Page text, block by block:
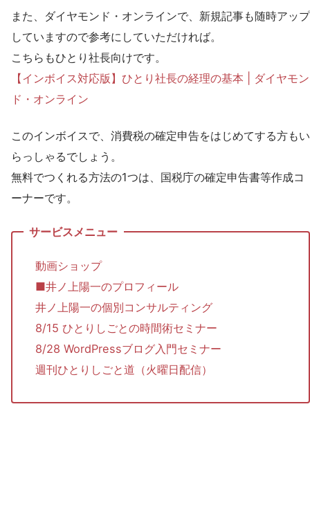
また、ダイヤモンド・オンラインで、新規記事も随時アップ
していますので参考にしていただければ。
こちらもひとり社長向けです。
【インボイス対応版】ひとり社長の経理の基本 | ダイヤモン
ド・オンライン
このインボイスで、消費税の確定申告をはじめてする方もい
らっしゃるでしょう。
無料でつくれる方法の1つは、国税庁の確定申告書等作成コ
ーナーです。
動画ショップ
■井ノ上陽一のプロフィール
井ノ上陽一の個別コンサルティング
8/15 ひとりしごとの時間術セミナー
8/28 WordPressブログ入門セミナー
週刊ひとりしごと道（火曜日配信）